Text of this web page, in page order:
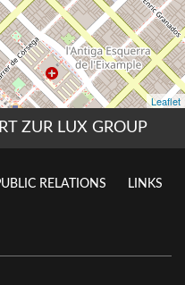
ZUR LUX GROUP
RELATIONS LINKS